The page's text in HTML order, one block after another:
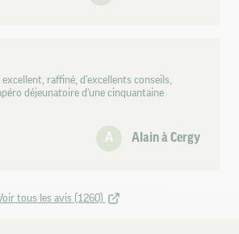
excellent, raffiné, d'excellents conseils,
déjeunatoire d'une cinquantaine
A Alain à Cergy
tous les avis (1260)